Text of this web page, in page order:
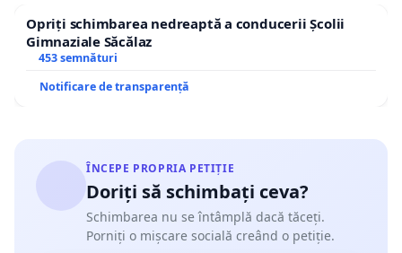
Opriți schimbarea nedreaptă a conducerii Școlii
Gimnaziale Săcălaz
453 semnături
Notificare de transparență
ÎNCEPE PROPRIA PETIȚIE
Doriți să schimbați ceva?
Schimbarea nu se întâmplă dacă tăceți.
Porniți o mișcare socială creând o petiție.